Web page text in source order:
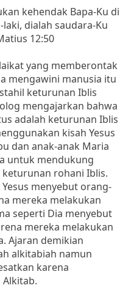
kehendak Bapa-Ku di
dialah saudara-Ku
12:50
yang memberontak
mengawini manusia itu
keturunan Iblis
mengajarkan bahwa
adalah keturunan Iblis
kisah Yesus
dan anak-anak Maria
untuk mendukung
keturunan rohani Iblis.
menyebut orang-
mereka melakukan
seperti Dia menyebut
mereka melakukan
Ajaran demikian
alkitabiah namun
karena